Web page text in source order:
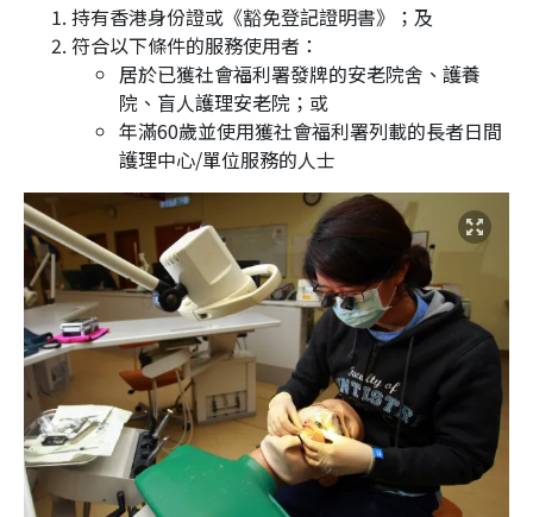
持有香港身份證或《豁免登記證明書》；及
符合以下條件的服務使用者：
居於已獲社會福利署發牌的安老院舍、護養
院、盲人護理安老院；或
年滿60歲並使用獲社會福利署列載的長者日間
護理中心/單位服務的人士